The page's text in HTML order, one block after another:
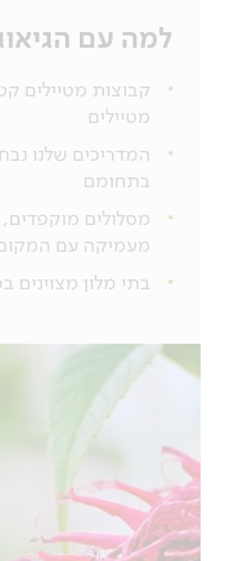
למה עם
מטיילים
המדריכים שלנו
בתחומם
מסלולים
מעמיקה עם
בתי מלון מצוינים